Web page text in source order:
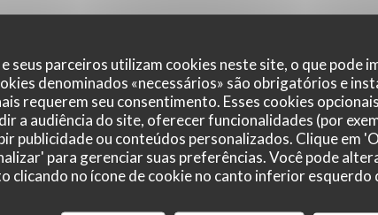
seus parceiros utilizam cookies neste site, o que pode
denominados «necessários» são obrigatórios e
requerem seu consentimento. Esses cookies
a audiência do site, oferecer funcionalidades (por
publicidade ou conteúdos personalizados. Clique em
para gerenciar suas preferências. Você pode
clicando no ícone de cookie no canto inferior esquerdo